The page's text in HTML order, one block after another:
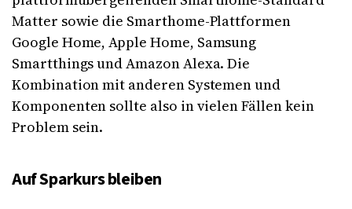
Matter sowie die Smarthome-Plattformen
Google Home, Apple Home, Samsung
Smartthings und Amazon Alexa. Die
Kombination mit anderen Systemen und
Komponenten sollte also in vielen Fällen kein
Problem sein.
Auf Sparkurs bleiben